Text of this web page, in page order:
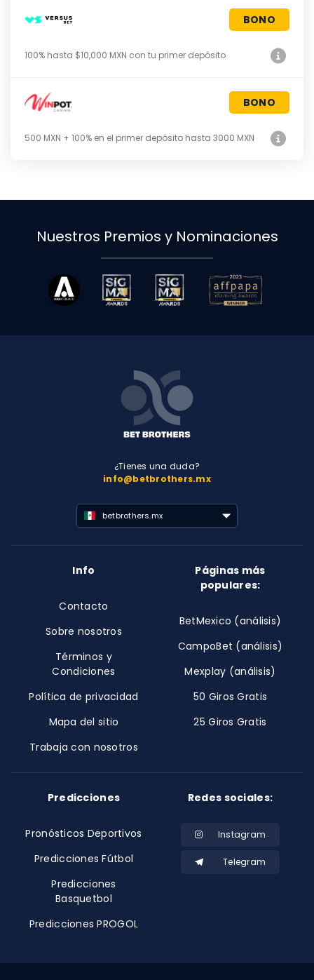
BONO
100% hasta $10,000 MXN con tu primer depósito
BONO
500 MXN + 100% en el primer depósito hasta 3000 MXN
Nuestros Premios y Nominaciones
¿Tienes una duda?
info@betbrothers.mx
betbrothers.mx
Info
Contacto
Sobre nosotros
Términos y
Condiciones
Política de privacidad
Mapa del sitio
Trabaja con nosotros
Páginas más
populares:
BetMexico (análisis)
CampoBet (análisis)
Mexplay (análisis)
50 Giros Gratis
25 Giros Gratis
Predicciones
Pronósticos Deportivos
Predicciones Fútbol
Predicciones
Basquetbol
Predicciones PROGOL
Redes sociales:
Instagram
Telegram